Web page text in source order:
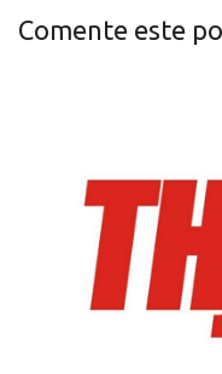
Comente este